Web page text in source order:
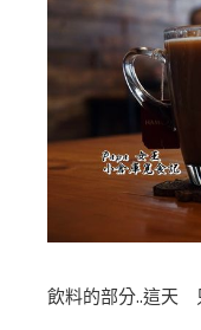
飲料的部分..這